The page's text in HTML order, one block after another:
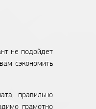
не подойдет
сэкономить
правильно
грамотно